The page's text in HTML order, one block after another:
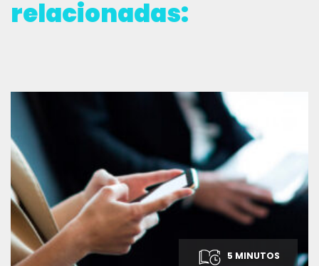
relacionadas:
5 MINUTOS